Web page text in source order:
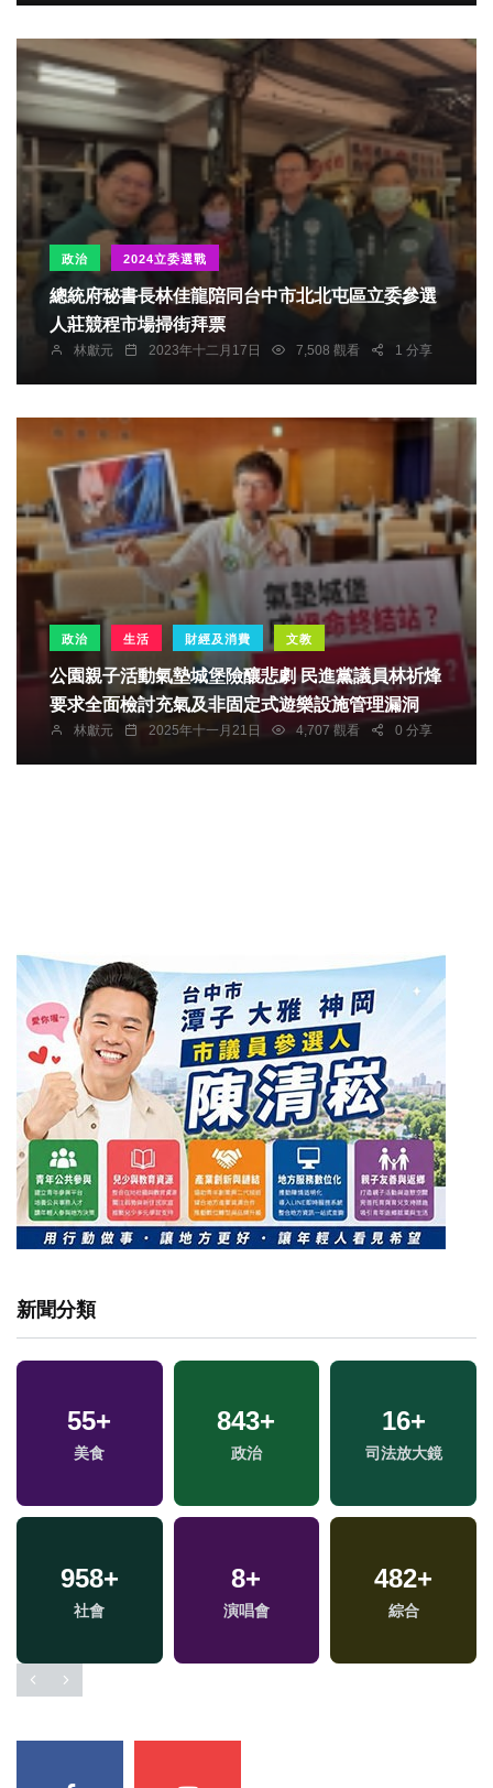
政治 2024立委選戰
總統府秘書長林佳龍陪同台中市北北屯區立委參選
人莊競程市場掃街拜票
林獻元 2023年十二月17日 7,508 觀看 1 分享
政治 生活 財經及消費 文教
公園親子活動氣墊城堡險釀悲劇 民進黨議員林祈烽
要求全面檢討充氣及非固定式遊樂設施管理漏洞
林獻元 2025年十一月21日 4,707 觀看 0 分享
新聞分類
55+
美食
843+
政治
16+
司法放大鏡
958+
社會
8+
演唱會
482+
綜合